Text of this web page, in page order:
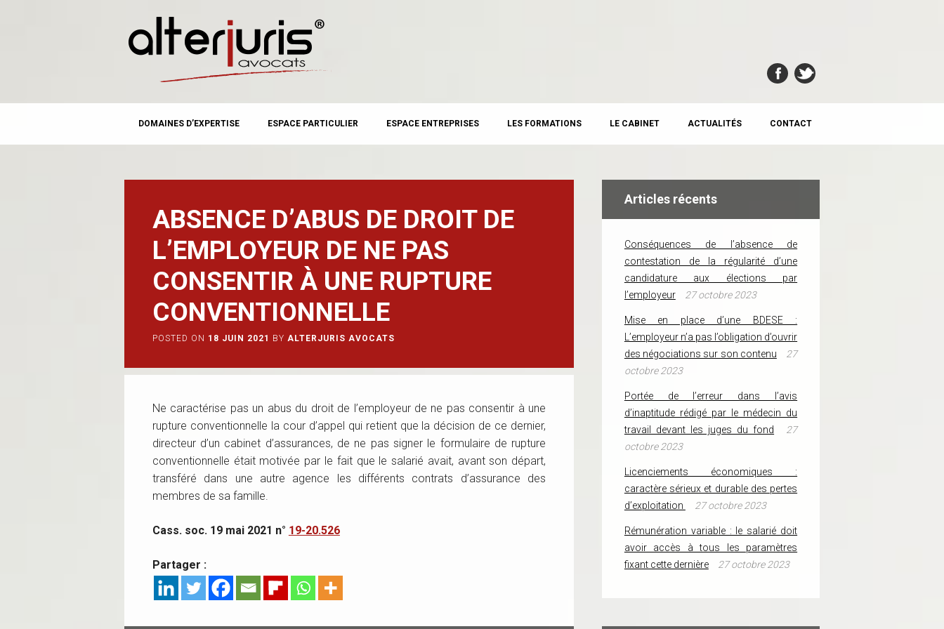
MAIN MENU
content
DOMAINES D’EXPERTISE ESPACE PARTICULIER ESPACE ENTREPRISES LES FORMATIONS LE CABINET ACTUALITÉS CONTACT
ABSENCE D’ABUS DE DROIT DE
L’EMPLOYEUR DE NE PAS
CONSENTIR À UNE RUPTURE
CONVENTIONNELLE
POSTED ON 18 JUIN 2021 BY ALTERJURIS AVOCATS
Ne caractérise pas un abus du droit de l’employeur de ne pas consentir à une
rupture conventionnelle la cour d’appel qui retient que la décision de ce dernier,
directeur d’un cabinet d’assurances, de ne pas signer le formulaire de rupture
conventionnelle était motivée par le fait que le salarié avait, avant son départ,
transféré dans une autre agence les différents contrats d’assurance des
membres de sa famille.
Cass. soc. 19 mai 2021 n° 19-20.526
Partager :
Articles récents
Conséquences de l’absence de
contestation de la régularité d’une
candidature aux élections par
l’employeur
27 octobre 2023
Mise en place d’une BDESE :
L’employeur n’a pas l’obligation d’ouvrir
des négociations sur son contenu
27
octobre 2023
Portée de l’erreur dans l’avis
d’inaptitude rédigé par le médecin du
travail devant les juges du fond
27
octobre 2023
Licenciements économiques :
caractère sérieux et durable des pertes
d’exploitation
27 octobre 2023
Rémunération variable : le salarié doit
avoir accès à tous les paramètres
fixant cette dernière
27 octobre 2023